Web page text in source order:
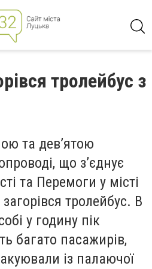
тролейбус з
та дев’ятою
що з’єднує
та Перемоги у місті
тролейбус. В
у годину пік
багато пасажирів,
із палаючої